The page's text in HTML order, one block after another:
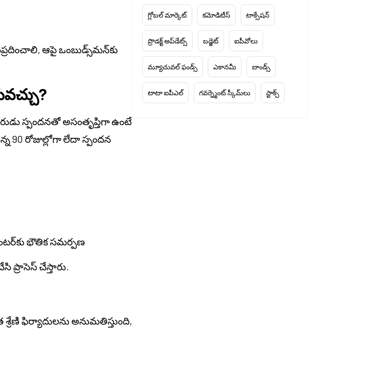
ఆపై ఒంబుడ్స్‌మన్‌కు
స్పందనతో అసంతృప్తిగా ఉంటే
90 రోజుల్లోగా లేదా స్పందన
భౌతిక సమర్పణ
ప్రాసెస్ చేస్తారు.
ఫిర్యాదులను అనుమతిస్తుంది,
గ్లోబల్ మార్కెట్ కమోడిటీస్ టాక్సేషన్
ప్రొడక్ట్ అప్‌డేట్స్ బడ్జెట్ ఐపీవోలు
మ్యూచువల్ ఫండ్స్ ఎకానమీ బాండ్స్
టాటా ఐపీఎల్ గవర్న్మెంట్ స్కీమ్‌లు స్టాక్స్